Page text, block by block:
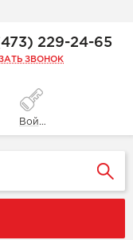
229-24-65
ЗВОНОК
Войти